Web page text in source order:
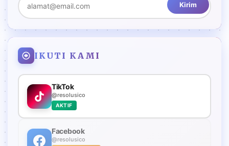
Kirim
IKUTI KAMI
TikTok
@resolusico
AKTIF
Facebook
@resolusico